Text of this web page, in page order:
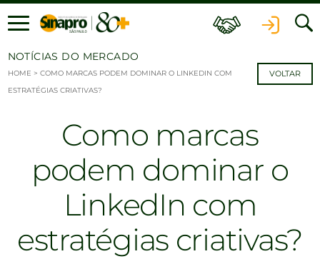
Ir para o conteúdo
NOTÍCIAS DO MERCADO
HOME > COMO MARCAS PODEM DOMINAR O LINKEDIN COM
ESTRATÉGIAS CRIATIVAS?
VOLTAR
Como marcas
podem dominar o
LinkedIn com
estratégias criativas?